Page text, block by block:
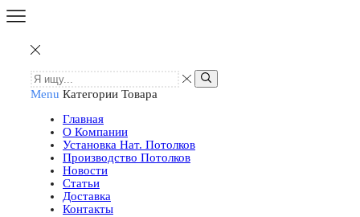
Menu Категории Товара
Главная
О Компании
Установка Нат. Потолков
Производство Потолков
Новости
Статьи
Доставка
Контакты